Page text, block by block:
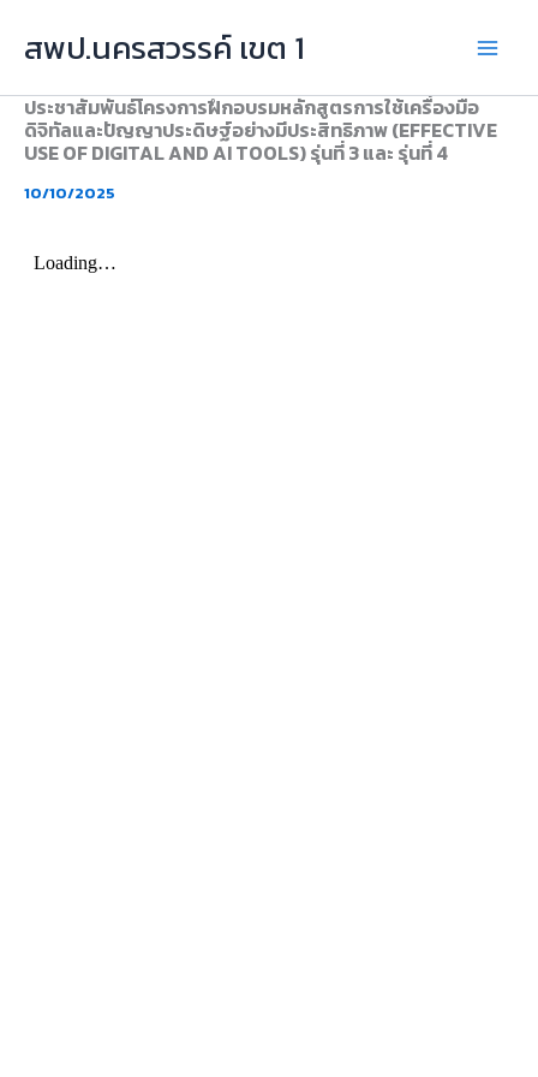
สพป.นครสวรรค์ เขต 1
ประชาสัมพันธ์โครงการฝึกอบรมหลักสูตรการใช้เครื่องมือ
ดิจิทัลและปัญญาประดิษฐ์อย่างมีประสิทธิภาพ (EFFECTIVE
USE OF DIGITAL AND AI TOOLS) รุ่นที่ 3 และ รุ่นที่ 4
10/10/2025